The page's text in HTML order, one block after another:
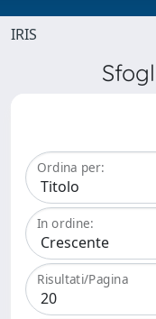
IRIS
Ordina per:
In ordine:
Risultati/Pagina